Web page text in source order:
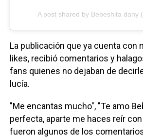
A post shared by Bebeshita dany
La publicación que ya cuenta con
likes, recibió comentarios y
fans quienes no dejaban de
lucía.
"Me encantas mucho", "Te amo
perfecta, aparte me haces reír
fueron algunos de los